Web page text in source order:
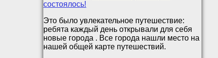
Это было увлекательное путешествие:
ребята каждый день открывали для себя
новые города . Все города нашли место на
нашей общей карте путешествий.